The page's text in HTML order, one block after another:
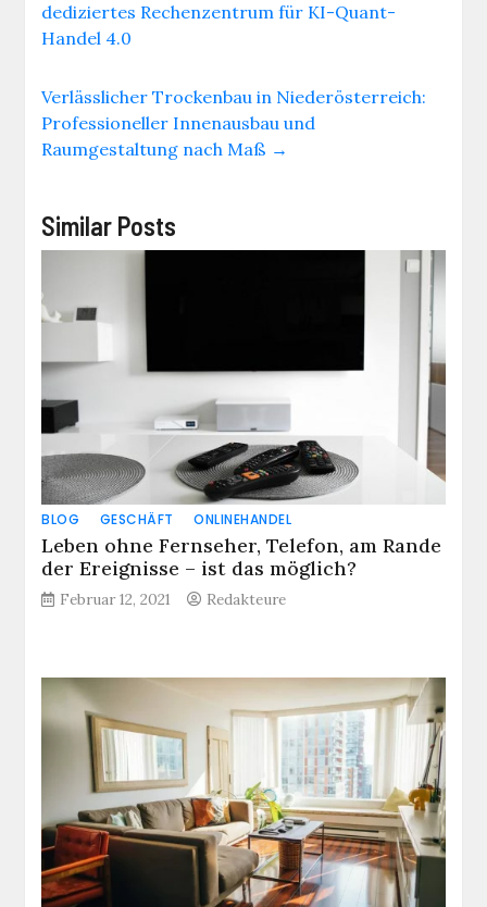
dediziertes Rechenzentrum für KI-Quant-
Handel 4.0
Verlässlicher Trockenbau in Niederösterreich:
Professioneller Innenausbau und
Raumgestaltung nach Maß →
Similar Posts
BLOG GESCHÄFT ONLINEHANDEL
Leben ohne Fernseher, Telefon, am Rande
der Ereignisse – ist das möglich?
Februar 12, 2021 Redakteure